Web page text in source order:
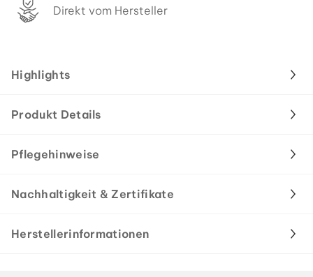
Direkt vom Hersteller
Highlights
Produkt Details
Pflegehinweise
Nachhaltigkeit & Zertifikate
Herstellerinformationen